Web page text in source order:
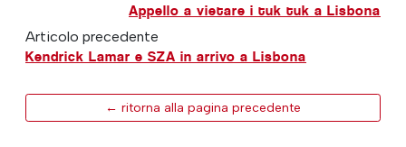
Appello a vietare i tuk tuk a Lisbona
Articolo precedente
Kendrick Lamar e SZA in arrivo a Lisbona
← ritorna alla pagina precedente